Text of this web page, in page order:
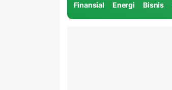
Finansial Energi Bisnis